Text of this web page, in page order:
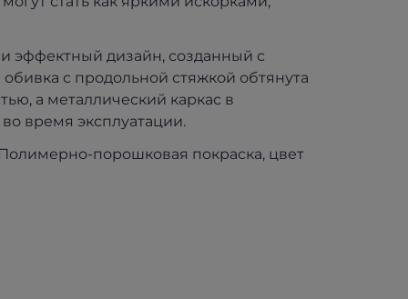
эффектный дизайн, созданный с
с продольной стяжкой обтянута
а металлический каркас в
время эксплуатации.
порошковая покраска, цвет